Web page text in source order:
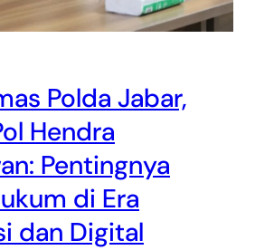
Polda Jabar,
Hendra
Pentingnya
di Era
dan Digital